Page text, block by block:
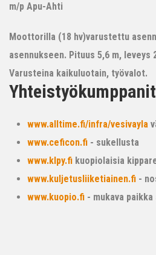
m/p Apu-Ahti
Moottorilla (18 hv)varustettu
asennukseen. Pituus 5,6 m, leveys
Varusteina kaikuluotain, työvalot.
Yhteistyökumppanit
www.alltime.fi/infra/vesivayla
www.ceficon.fi - sukellusta
www.klpy.fi kuopiolaisia
www.kuljetusliiketiainen.fi -
www.kuopio.fi - mukava